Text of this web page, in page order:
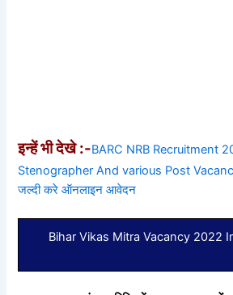
इन्हें भी देखे :-BARC NRB Recruitment
Stenographer And various Post
जल्दी करे ऑनलाइन आवेदन
Bihar Vikas Mitra Vacancy 2022